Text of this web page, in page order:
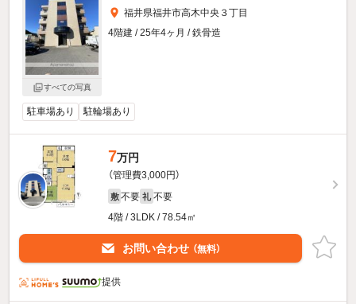
すべての写真
福井県福井市高木中央３丁目
4階建 / 25年4ヶ月 / 鉄骨造
駐車場あり 駐輪場あり
7万円
（管理費3,000円）
敷 不要 礼 不要
4階 / 3LDK / 78.54㎡
お問い合わせ （無料）
提供